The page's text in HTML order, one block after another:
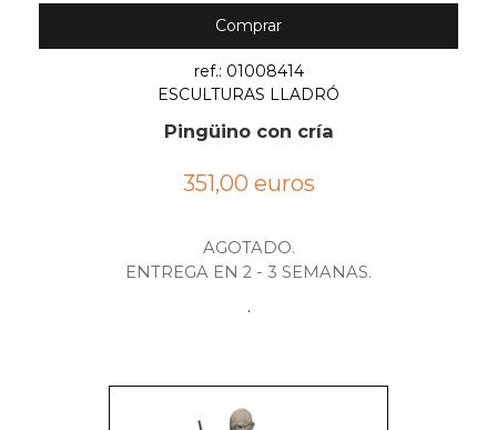
Comprar
ref.: 01008414
ESCULTURAS LLADRÓ
Pingüino con cría
351,00 euros
AGOTADO.
ENTREGA EN 2 - 3 SEMANAS.
.